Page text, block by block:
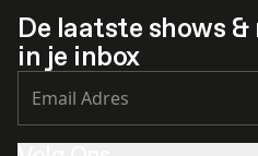
De laatste shows
in je inbox